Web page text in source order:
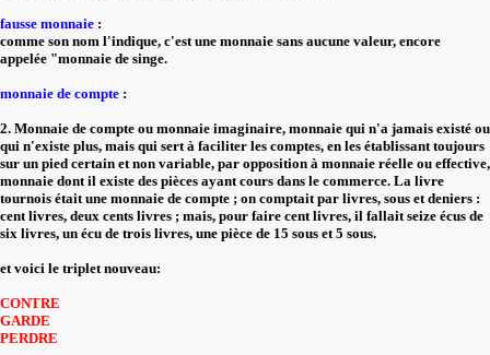
fausse monnaie :
comme son nom l'indique, c'est une monnaie sans aucune valeur, encore
appelée "monnaie de singe.
monnaie de compte :
2. Monnaie de compte ou monnaie imaginaire, monnaie qui n'a jamais existé ou
qui n'existe plus, mais qui sert à faciliter les comptes, en les établissant toujours
sur un pied certain et non variable, par opposition à monnaie réelle ou effective,
monnaie dont il existe des pièces ayant cours dans le commerce. La livre
tournois était une monnaie de compte ; on comptait par livres, sous et deniers :
cent livres, deux cents livres ; mais, pour faire cent livres, il fallait seize écus de
six livres, un écu de trois livres, une pièce de 15 sous et 5 sous.
et voici le triplet nouveau:
CONTRE
GARDE
PERDRE